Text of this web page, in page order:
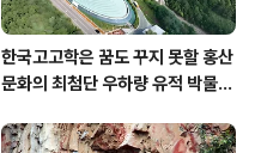
한국고고학은 꿈도 꾸지 못할 홍산
문화의 최첨단 우하량 유적 박물관